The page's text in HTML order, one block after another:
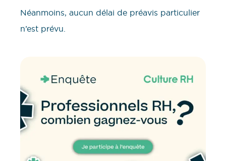
Néanmoins, aucun délai de préavis particulier
n’est prévu.